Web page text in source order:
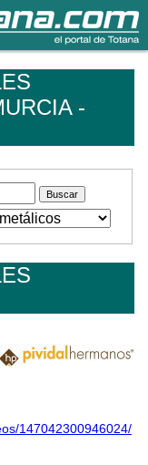
-
147042300946024/